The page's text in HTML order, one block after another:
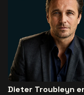
Dieter Troubleyn